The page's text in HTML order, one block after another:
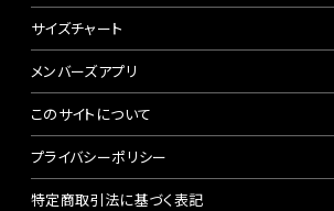
サイズチャート
メンバーズアプリ
このサイトについて
プライバシーポリシー
特定商取引法に基づく表記